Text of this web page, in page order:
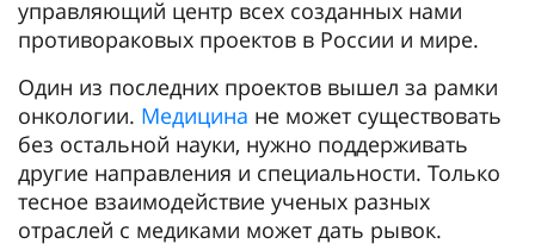
управляющий центр всех созданных нами
противораковых проектов в России и мире.
Один из последних проектов вышел за рамки
онкологии. Медицина не может существовать
без остальной науки, нужно поддерживать
другие направления и специальности. Только
тесное взаимодействие ученых разных
отраслей с медиками может дать рывок.